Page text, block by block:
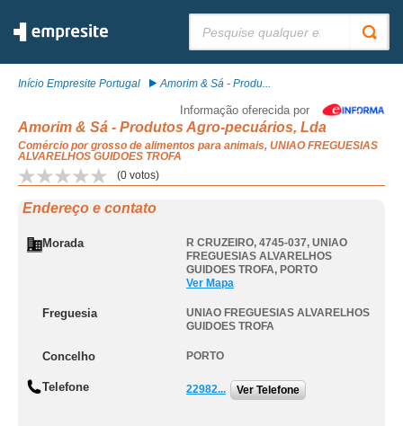
Início Empresite Portugal Amorim & Sá - Produ...
Informação oferecida por
Amorim & Sá - Produtos Agro-pecuários, Lda
Comércio por grosso de alimentos para animais, UNIAO FREGUESIAS
ALVARELHOS GUIDOES TROFA
(0 votos)
Endereço e contato
Morada R CRUZEIRO, 4745-037, UNIAO
FREGUESIAS ALVARELHOS
GUIDOES TROFA, PORTO
Ver Mapa
Freguesia
UNIAO FREGUESIAS ALVARELHOS
GUIDOES TROFA
Concelho PORTO
Telefone 22982... Ver Telefone